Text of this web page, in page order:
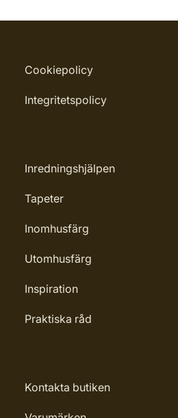
Cookiepolicy
Integritetspolicy
Inredningshjälpen
Tapeter
Inomhusfärg
Utomhusfärg
Inspiration
Praktiska råd
Kontakta butiken